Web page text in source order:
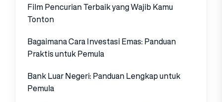
Film Pencurian Terbaik yang Wajib Kamu
Tonton
Bagaimana Cara Investasi Emas: Panduan
Praktis untuk Pemula
Bank Luar Negeri: Panduan Lengkap untuk
Pemula